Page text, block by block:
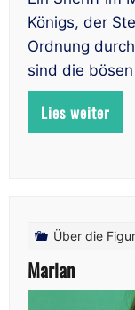
Königs, der
Ordnung
sind die bösen
Lies weiter
Über die
Marian